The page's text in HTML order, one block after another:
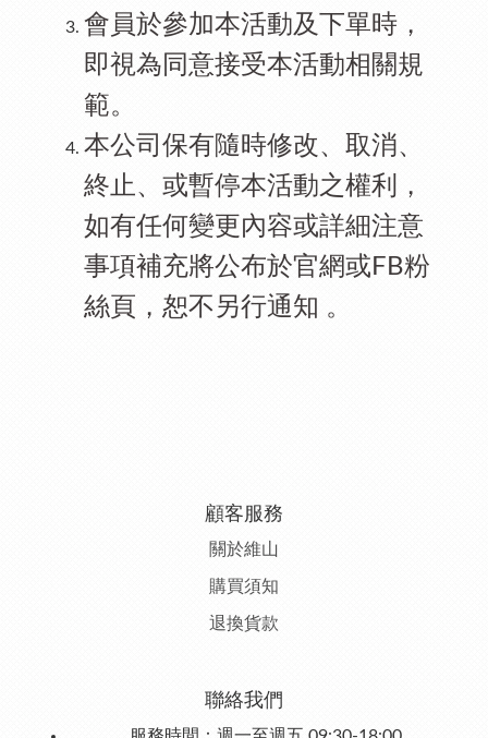
會員於參加本活動及下單時，
即視為同意接受本活動相關規
範。
本公司保有隨時修改、取消、
終止、或暫停本活動之權利，
如有任何變更內容或詳細注意
事項補充將公布於官網或 FB粉
絲頁，恕不另行通知 。
顧客服務
關於維山
購買須知
退換貨款
聯絡我們